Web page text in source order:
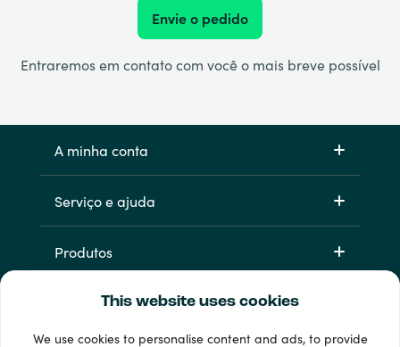
This website uses cookies
We use cookies to personalise content and ads, to provide
Envie o pedido
Entraremos em contato com você o mais breve possível
A minha conta
Serviço e ajuda
Produtos